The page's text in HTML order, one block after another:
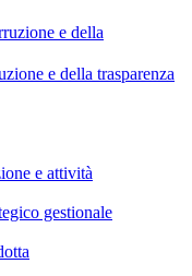
e della
e della trasparenza
e attività
gestionale